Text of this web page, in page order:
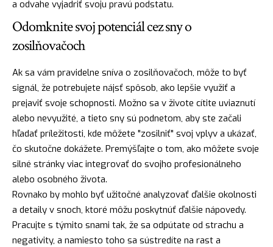
a odvahe vyjadriť svoju pravú podstatu.
Odomknite svoj potenciál cez sny o
zosilňovačoch
Ak sa vám pravidelne sníva o zosilňovačoch, môže to byť
signál, že potrebujete nájsť spôsob, ako lepšie využiť a
prejaviť svoje schopnosti. Možno sa v živote cítite uviaznutí
alebo nevyužité, a tieto sny sú podnetom, aby ste začali
hľadať príležitosti, kde môžete "zosilniť" svoj vplyv a ukázať,
čo skutočne dokážete. Premýšľajte o tom, ako môžete svoje
silné stránky viac integrovať do svojho profesionálneho
alebo osobného života.
Rovnako by mohlo byť užitočné analyzovať ďalšie okolnosti
a detaily v snoch, ktoré môžu poskytnúť ďalšie nápovedy.
Pracujte s týmito snami tak, že sa odpútate od strachu a
negativity, a namiesto toho sa sústredíte na rast a